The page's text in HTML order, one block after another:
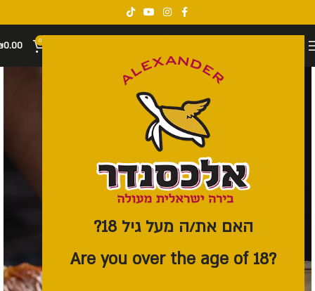
האם את/ה מעל גיל 18?
?Are you over the age of 18
0
0.00